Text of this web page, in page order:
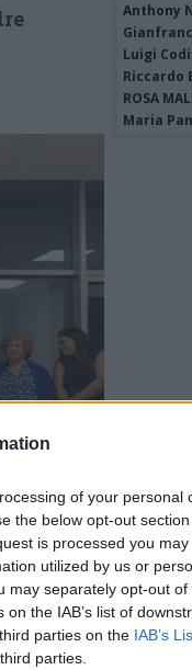
of your personal
the below opt-out
is processed you may
utilized by us or
may separately opt-out of
the IAB’s list of
parties on the IAB’s
parties.
Anthony
Luigi
Riccardo
ROSA
Maria